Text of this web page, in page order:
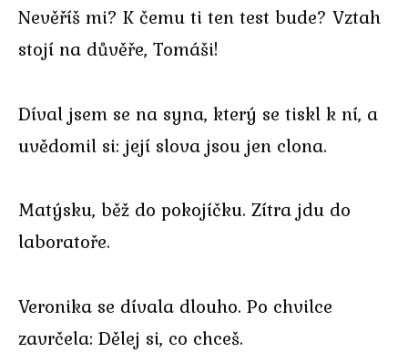
Nevěříš mi? K čemu ti ten test bude? Vztah
stojí na důvěře, Tomáši!
Díval jsem se na syna, který se tiskl k ní, a
uvědomil si: její slova jsou jen clona.
Matýsku, běž do pokojíčku. Zítra jdu do
laboratoře.
Veronika se dívala dlouho. Po chvilce
zavrčela: Dělej si, co chceš.